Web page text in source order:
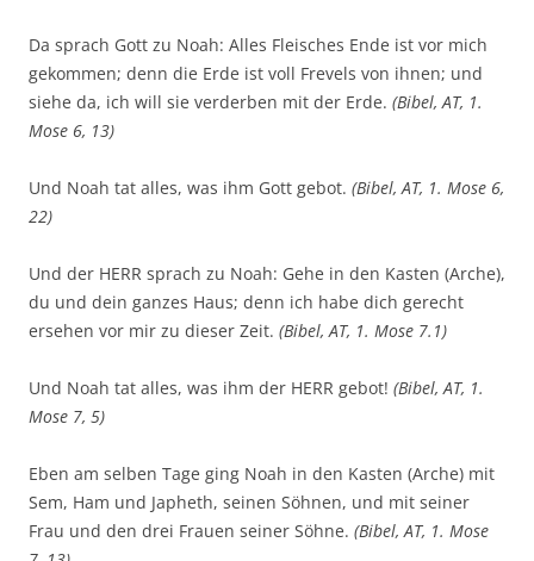
Da sprach Gott zu Noah: Alles Fleisches Ende ist vor mich
gekommen; denn die Erde ist voll Frevels von ihnen; und
siehe da, ich will sie verderben mit der Erde. (Bibel, AT, 1.
Mose 6, 13)
Und Noah tat alles, was ihm Gott gebot. (Bibel, AT, 1. Mose 6,
22)
Und der HERR sprach zu Noah: Gehe in den Kasten (Arche),
du und dein ganzes Haus; denn ich habe dich gerecht
ersehen vor mir zu dieser Zeit. (Bibel, AT, 1. Mose 7.1)
Und Noah tat alles, was ihm der HERR gebot! (Bibel, AT, 1.
Mose 7, 5)
Eben am selben Tage ging Noah in den Kasten (Arche) mit
Sem, Ham und Japheth, seinen Söhnen, und mit seiner
Frau und den drei Frauen seiner Söhne. (Bibel, AT, 1. Mose